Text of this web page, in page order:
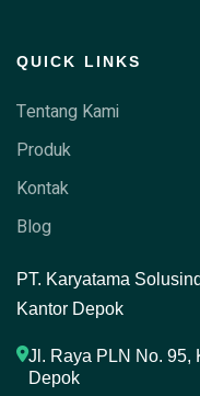
QUICK LINKS
Tentang Kami
Produk
Kontak
Blog
PT. Karyatama
Kantor Depok
Jl. Raya PLN No. 95,
Depok